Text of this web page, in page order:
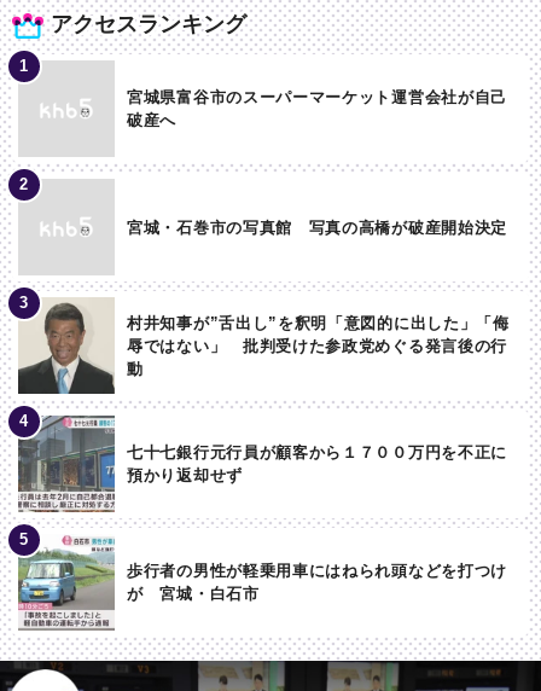
アクセスランキング
宮城県富谷市のスーパーマーケット運営会社が自己
破産へ
宮城・石巻市の写真館 写真の高橋が破産開始決定
村井知事が”舌出し”を釈明「意図的に出した」「侮
辱ではない」 批判受けた参政党めぐる発言後の行
動
七十七銀行元行員が顧客から１７００万円を不正に
預かり返却せず
歩行者の男性が軽乗用車にはねられ頭などを打つけ
が 宮城・白石市